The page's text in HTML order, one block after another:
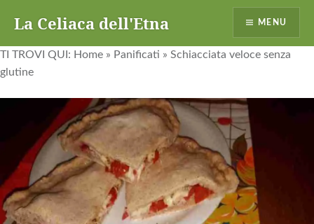
La Celiaca dell'Etna MENU
TI TROVI QUI: Home » Panificati » Schiacciata veloce senza
glutine